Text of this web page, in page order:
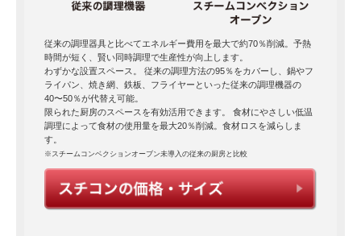
従来の調理器具と比べてエネルギー費用を最大で約70％削減。予熱
時間が短く、賢い同時調理で生産性が向上します。
わずかな設置スペース。 従来の調理方法の95％をカバーし、鍋やフ
ライパン、焼き網、鉄板、フライヤーといった従来の調理機器の
40〜50％が代替え可能。
限られた厨房のスペースを有効活用できます。 食材にやさしい低温
調理によって食材の使用量を最大20％削減。食材ロスを減らしま
す。
※スチームコンベクションオーブン未導入の従来の厨房と比較